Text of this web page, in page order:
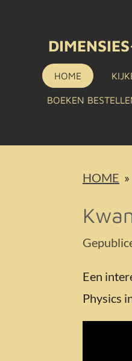
hoofdinhoud
HOME
BOEKEN
HOME »
Een
Physics